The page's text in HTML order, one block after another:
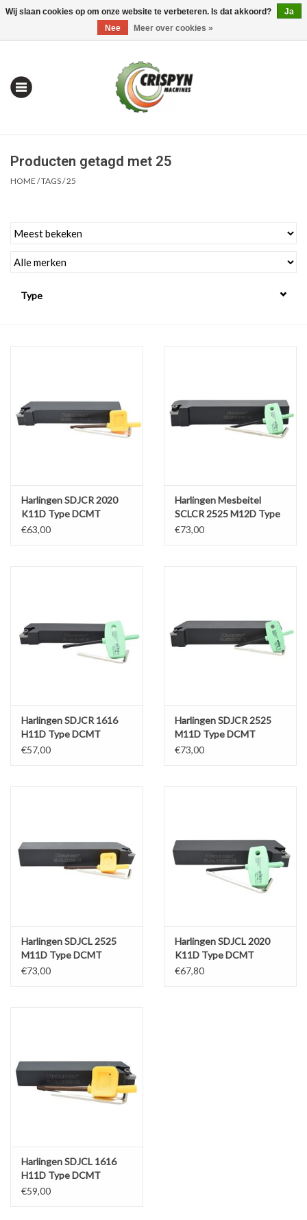
0 Artikelen - €0,00 Mijn account / Registreren
| Alles om te Meten |
Alles om te Boren |
Alles om te Zagen |
Schroefdraad snijden |
Veiligheid |
Werkplaatsinrichting |
Cadeaubonnen &
Relatiegeschenken |
TIPS & KENNIS
Producten getagd met 25
HOME /TAGS/25
Type
Harlingen SDJCR 2020
K11D Type DCMT
€63,00
Harlingen Mesbeitel
SCLCR 2525 M12D Type
CCMT
€73,00
Harlingen SDJCR 1616
H11D Type DCMT
€57,00
Harlingen SDJCR 2525
M11D Type DCMT
€73,00
Harlingen SDJCL 2525
M11D Type DCMT
€73,00
Harlingen SDJCL 2020
K11D Type DCMT
€67,80
Harlingen SDJCL 1616
H11D Type DCMT
€59,00
Wij slaan cookies op om onze website te verbeteren. Is dat akkoord?
Ja
Nee
Meer over cookies »